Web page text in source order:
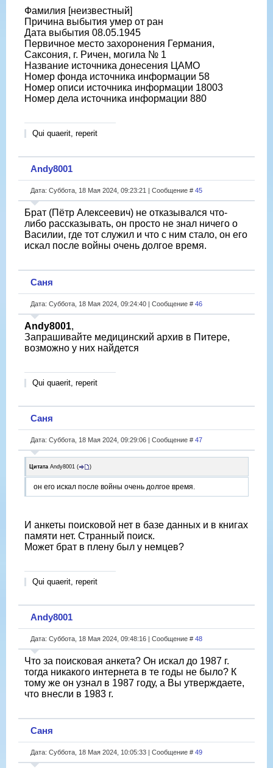
Фамилия [неизвестный]
Причина выбытия умер от ран
Дата выбытия 08.05.1945
Первичное место захоронения Германия,
Саксония, г. Ричен, могила № 1
Название источника донесения ЦАМО
Номер фонда источника информации 58
Номер описи источника информации 18003
Номер дела источника информации 880
Qui quaerit, reperit
Andy8001
Дата: Суббота, 18 Мая 2024, 09:23:21 | Сообщение # 45
Брат (Пётр Алексеевич) не отказывался что-
либо рассказывать, он просто не знал ничего о
Василии, где тот служил и что с ним стало, он его
искал после войны очень долгое время.
Саня
Дата: Суббота, 18 Мая 2024, 09:24:40 | Сообщение # 46
Andy8001,
Запрашивайте медицинский архив в Питере,
возможно у них найдется
Qui quaerit, reperit
Саня
Дата: Суббота, 18 Мая 2024, 09:29:06 | Сообщение # 47
Цитата Andy8001 ( )
он его искал после войны очень долгое время.
И анкеты поисковой нет в базе данных и в книгах
памяти нет. Странный поиск.
Может брат в плену был у немцев?
Qui quaerit, reperit
Andy8001
Дата: Суббота, 18 Мая 2024, 09:48:16 | Сообщение # 48
Что за поисковая анкета? Он искал до 1987 г.
тогда никакого интернета в те годы не было? К
тому же он узнал в 1987 году, а Вы утверждаете,
что внесли в 1983 г.
Саня
Дата: Суббота, 18 Мая 2024, 10:05:33 | Сообщение # 49